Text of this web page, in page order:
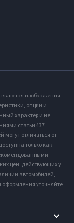
изображения
опции и
характер и не
статьи 437
отличаться от
только как
цен, действующих у
автомобилей,
оформления уточняйте